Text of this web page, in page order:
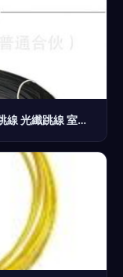
FTTH預制式皮線光纜跳線 蝶形光纜成品跳線 光纖跳線 室外跳纖